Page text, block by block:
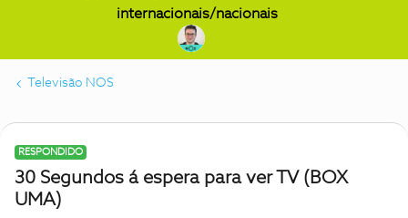
internacionais/nacionais
Televisão NOS
RESPONDIDO
30 Segundos á espera para ver TV (BOX
UMA)